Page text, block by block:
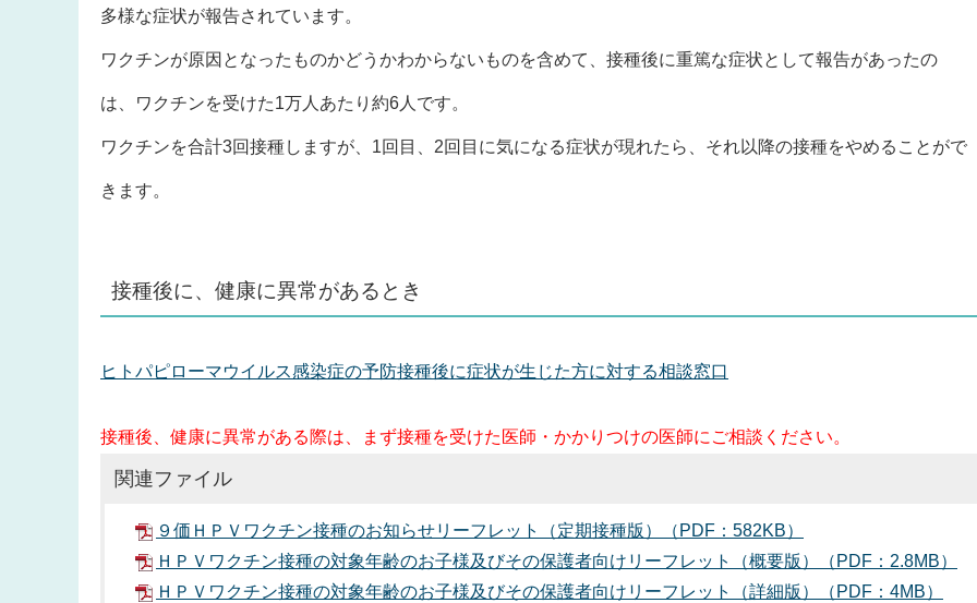
多様な症状が報告されています。
ワクチンが原因となったものかどうかわからないものを含めて、接種後に重篤な症状として報告があったの
は、ワクチンを受けた1万人あたり約6人です。
ワクチンを合計3回接種しますが、1回目、2回目に気になる症状が現れたら、それ以降の接種をやめることがで
きます。
接種後に、健康に異常があるとき
ヒトパピローマウイルス感染症の予防接種後に症状が生じた方に対する相談窓口
接種後、健康に異常がある際は、まず接種を受けた医師・かかりつけの医師にご相談ください。
関連ファイル
９価ＨＰＶワクチン接種のお知らせリーフレット（定期接種版）（PDF：582KB）
ＨＰＶワクチン接種の対象年齢のお子様及びその保護者向けリーフレット（概要版）（PDF：2.8MB）
ＨＰＶワクチン接種の対象年齢のお子様及びその保護者向けリーフレット（詳細版）（PDF：4MB）